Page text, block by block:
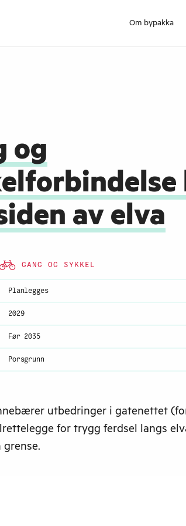
Om bypakka
og
av elva
GANG OG SYKKEL
Planlegges
2029
Før 2035
Porsgrunn
utbedringer i gatenettet
for trygg ferdsel langs